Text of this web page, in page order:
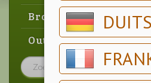
Brood & gebak
Outlet